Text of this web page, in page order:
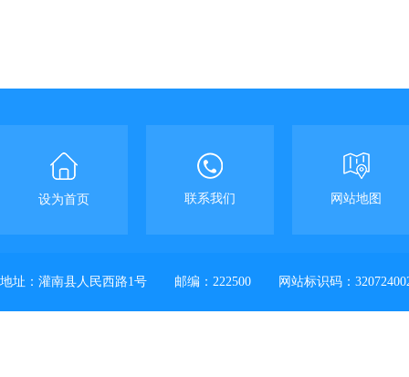
设为首页 联系我们 网站地图
地址：灌南县人民西路1号 邮编：222500 网站标识码：